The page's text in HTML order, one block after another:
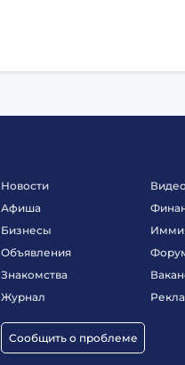
Новости
Афиша
Бизнесы
Объявления
Знакомства
Журнал
Сообщить о проблеме
Видео